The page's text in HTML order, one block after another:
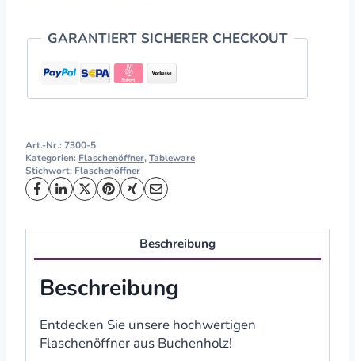
GARANTIERT SICHERER CHECKOUT
Art.-Nr.:7300-5
Kategorien: Flaschenöffner,Tableware
Stichwort: Flaschenöffner
Beschreibung
Beschreibung
Entdecken Sie unsere hochwertigen
Flaschenöffner aus Buchenholz!